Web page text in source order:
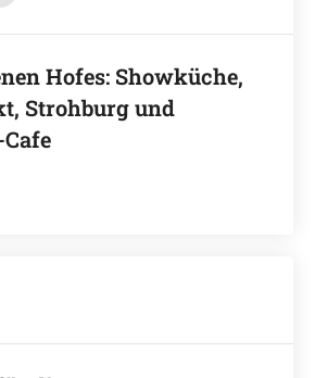
Hofes: Showküche,
Strohburg und